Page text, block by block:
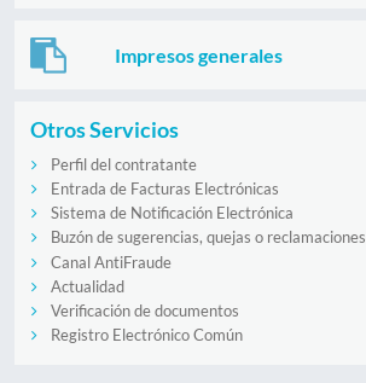
Impresos generales
Otros Servicios
Perfil del contratante
Entrada de Facturas Electrónicas
Sistema de Notificación Electrónica
Buzón de sugerencias, quejas o reclamaciones
Canal AntiFraude
Actualidad
Verificación de documentos
Registro Electrónico Común